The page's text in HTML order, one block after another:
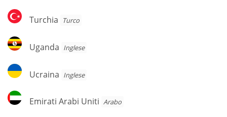
Turchia
Turchia Turco
Uganda
Uganda Inglese
Ucraina
Ucraina Inglese
Emirati
Arabi
Emirati Arabi Uniti Arabo